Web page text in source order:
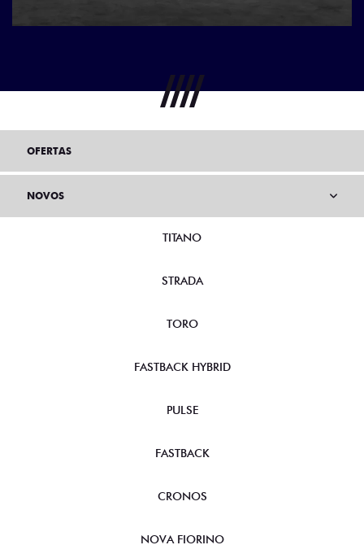
OFERTAS
NOVOS
TITANO
STRADA
TORO
FASTBACK HYBRID
PULSE
FASTBACK
CRONOS
NOVA FIORINO